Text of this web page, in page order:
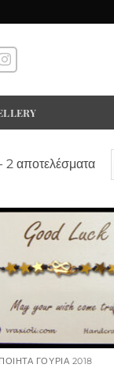
2 αποτελέσματα
ΓΟΎΡΙΑ 2018